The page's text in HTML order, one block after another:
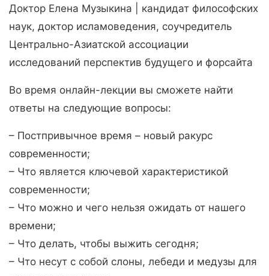
Доктор Елена Музыкина | кандидат философских
наук, доктор исламоведения, соучредитель
Центрально-Азиатской ассоциации
исследований перспектив будущего и форсайта
Во время онлайн-лекции вы сможете найти
ответы на следующие вопросы:
– Постпривычное время – новый ракурс
современности;
– Что является ключевой характеристикой
современности;
– Что можно и чего нельзя ожидать от нашего
времени;
– Что делать, чтобы выжить сегодня;
– Что несут с собой слоны, лебеди и медузы для